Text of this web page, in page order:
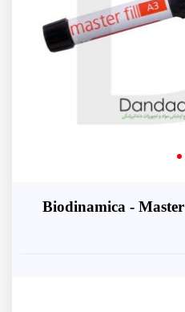
کامپوزیت میکروهیبرید - Biodinamica - Master